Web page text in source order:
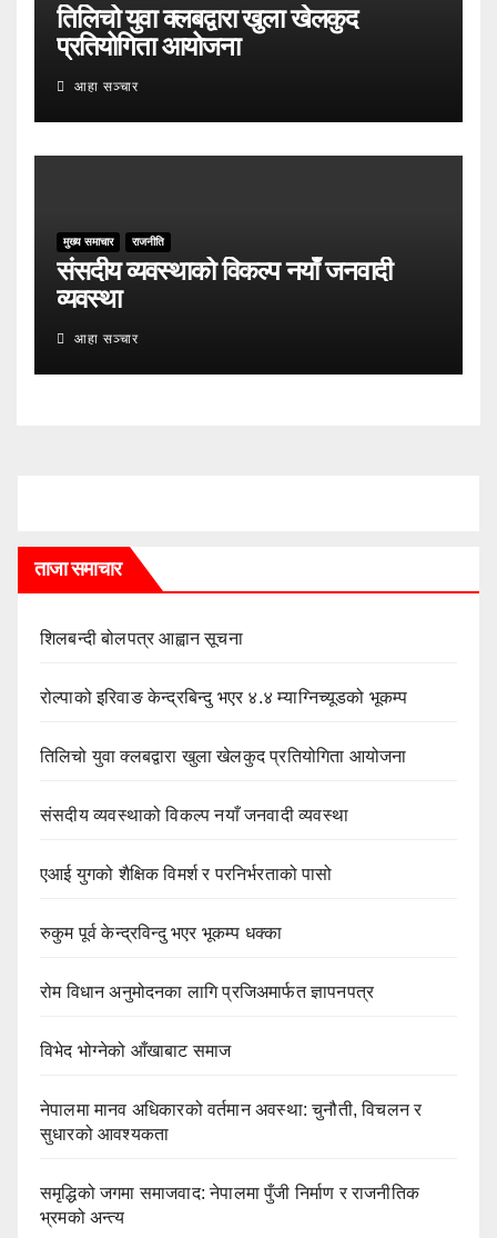
तिलिचो युवा क्लबद्वारा खुला खेलकुद
प्रतियोगिता आयोजना
आहा सञ्चार
मुख्य समाचार राजनीति
संसदीय व्यवस्थाको विकल्प नयाँ जनवादी
व्यवस्था
आहा सञ्चार
ताजा समाचार
शिलबन्दी बोलपत्र आह्वान सूचना
रोल्पाको इरिवाङ केन्द्रबिन्दु भएर ४.४ म्याग्निच्यूडको भूकम्प
तिलिचो युवा क्लबद्वारा खुला खेलकुद प्रतियोगिता आयोजना
संसदीय व्यवस्थाको विकल्प नयाँ जनवादी व्यवस्था
एआई युगको शैक्षिक विमर्श र परनिर्भरताको पासो
रुकुम पूर्व केन्द्रविन्दु भएर भूकम्प धक्का
रोम विधान अनुमोदनका लागि प्रजिअमार्फत ज्ञापनपत्र
विभेद भोग्नेको आँखाबाट समाज
नेपालमा मानव अधिकारको वर्तमान अवस्था: चुनौती, विचलन र
सुधारको आवश्यकता
समृद्धिको जगमा समाजवाद: नेपालमा पुँजी निर्माण र राजनीतिक
भ्रमको अन्त्य